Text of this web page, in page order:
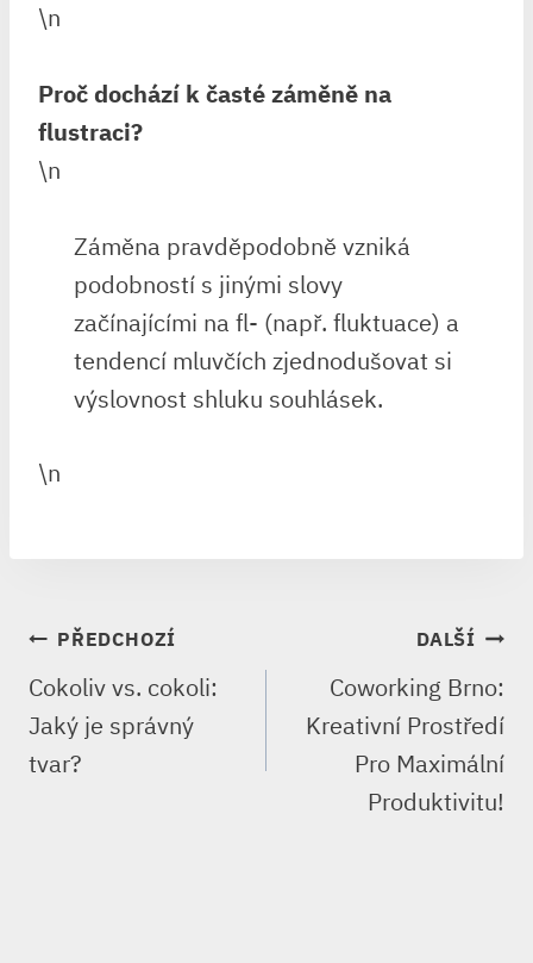
\n
Proč dochází k časté záměně na
flustraci?
\n
Záměna pravděpodobně vzniká
podobností s jinými slovy
začínajícími na fl- (např. fluktuace) a
tendencí mluvčích zjednodušovat si
výslovnost shluku souhlásek.
\n
NAVIGACE
PRO
PŘÍSPĚVEK
PŘEDCHOZÍ
Cokoliv vs. cokoli:
Jaký je správný
tvar?
DALŠÍ
Coworking Brno:
Kreativní Prostředí
Pro Maximální
Produktivitu!